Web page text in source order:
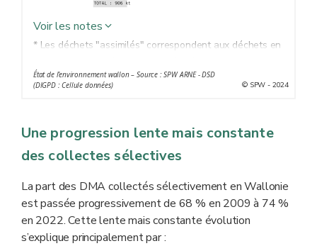
Voir les notes
* Les déchets "assimilés" correspondent aux déchets en
provenant d'autres sources que les ménages, lorsque
collectés par les pouvoirs publics : déchets d'activités
professionnelles à domicile, déchets des administrations,
des écoles, des bureaux...
** Déchets d'équipements électriques et électroniques.
*** Plastiques rigides, déchets spéciaux en mélange,
déchets de plâtre….
État de l’environnement wallon – Source : SPW ARNE - DSD
(DIGPD : Cellule données)
© SPW - 2024
Une progression lente mais constante
des collectes sélectives
La part des DMA collectés sélectivement en Wallonie
est passée progressivement de 68 % en 2009 à 74 %
en 2022. Cette lente mais constante évolution
s’explique principalement par :